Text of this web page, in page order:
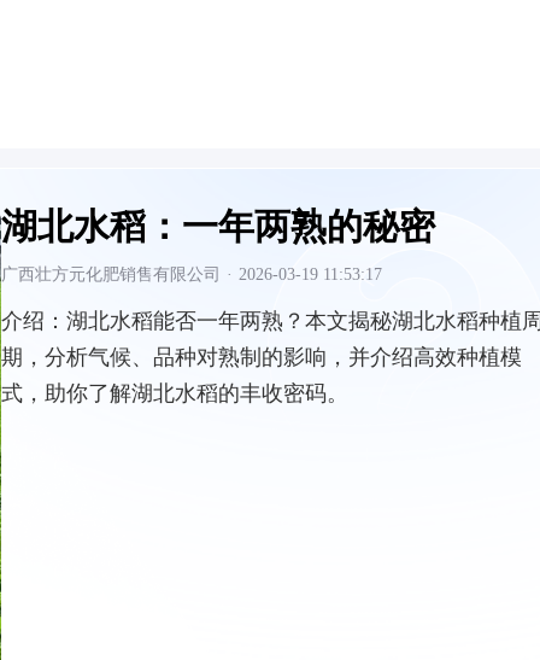
湖北水稻：一年两熟的秘密
广西壮方元化肥销售有限公司 · 2026-03-19 11:53:17
介绍： 湖北水稻能否一年两熟？本文揭秘湖北水稻种植周
期，分析气候、品种对熟制的影响，并介绍高效种植模
式，助你了解湖北水稻的丰收密码。